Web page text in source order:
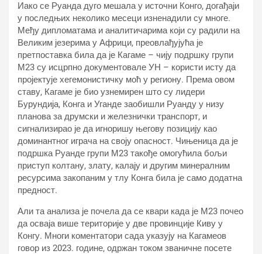
Иако се Руанда дуго мешала у источни Конго, догађаји
у последњих неколико месеци изненадили су многе.
Међу дипломатама и аналитичарима који су радили на
Великим језерима у Африци, преовлађујућа је
претпоставка била да је Кагаме – чију подршку групи
М23 су исцрпно документовале УН – користи исту да
пројектује хегемонистичку моћ у региону. Према овом
ставу, Кагаме је био узнемирен што су лидери
Бурундија, Конга и Уганде заобишли Руанду у низу
планова за друмски и железнички транспорт, и
сигнализирао је да игноришу његову позицију као
доминантног играча на своју опасност. Чињеница да је
подршка Руанде групи М23 такође омогућила бољи
приступ колтану, злату, калају и другим минералним
ресурсима закопаним у тлу Конга била је само додатна
предност.
Али та анализа је почела да се квари када је М23 почео
да осваја више територије у две провинције Киву у
Конгу. Многи коментатори сада указују на Кагамеов
говор из 2023. године, одржан током званичне посете